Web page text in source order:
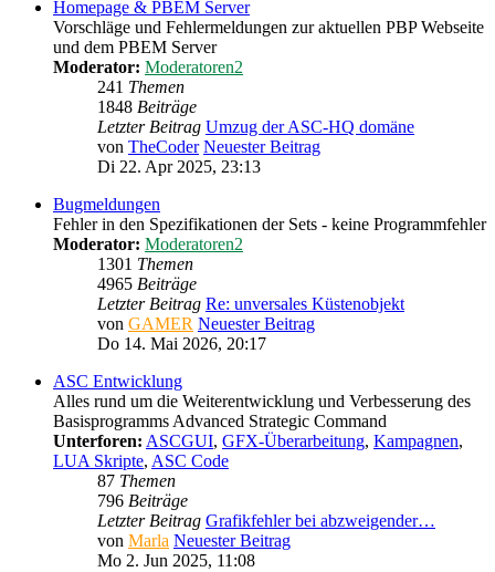
Homepage & PBEM Server
Vorschläge und Fehlermeldungen zur aktuellen PBP Webseite
und dem PBEM Server
Moderator: Moderatoren2
241 Themen
1848 Beiträge
Letzter Beitrag Umzug der ASC-HQ domäne
von TheCoder Neuester Beitrag
Di 22. Apr 2025, 23:13
Bugmeldungen
Fehler in den Spezifikationen der Sets - keine Programmfehler
Moderator: Moderatoren2
1301 Themen
4965 Beiträge
Letzter Beitrag Re: unversales Küstenobjekt
von GAMER Neuester Beitrag
Do 14. Mai 2026, 20:17
ASC Entwicklung
Alles rund um die Weiterentwicklung und Verbesserung des
Basisprogramms Advanced Strategic Command
Unterforen: ASCGUI, GFX-Überarbeitung, Kampagnen,
LUA Skripte, ASC Code
87 Themen
796 Beiträge
Letzter Beitrag Grafikfehler bei abzweigender…
von Marla Neuester Beitrag
Mo 2. Jun 2025, 11:08